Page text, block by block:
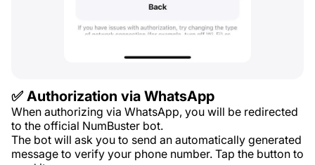
✅ Authorization via WhatsApp
When authorizing via WhatsApp, you will be redirected
to the official NumBuster bot.
The bot will ask you to send an automatically generated
message to verify your phone number. Tap the button to